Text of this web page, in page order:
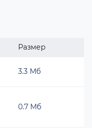
Размер
3.3 Мб
0.7 Мб